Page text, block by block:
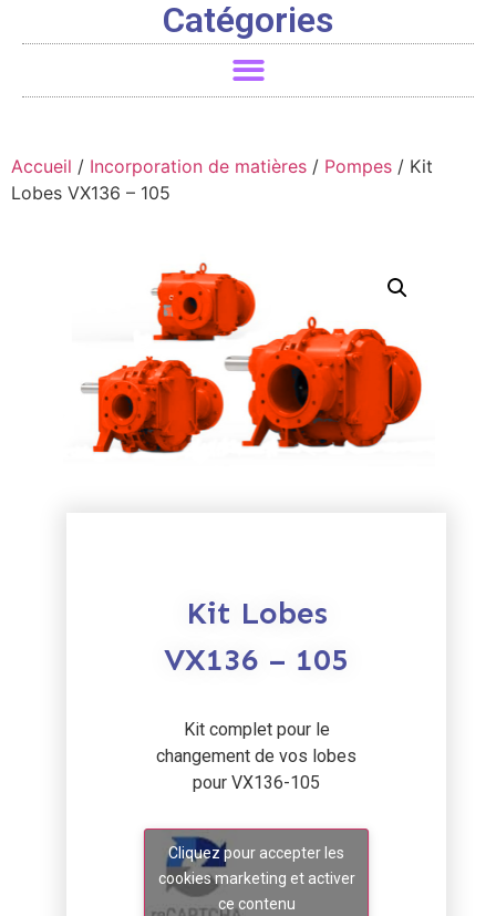
Catégories
Accueil / Incorporation de matières / Pompes / Kit
Lobes VX136 – 105
Kit Lobes
VX136 – 105
Kit complet pour le
changement de vos lobes
pour VX136-105
Cliquez pour accepter les
cookies marketing et activer
ce contenu